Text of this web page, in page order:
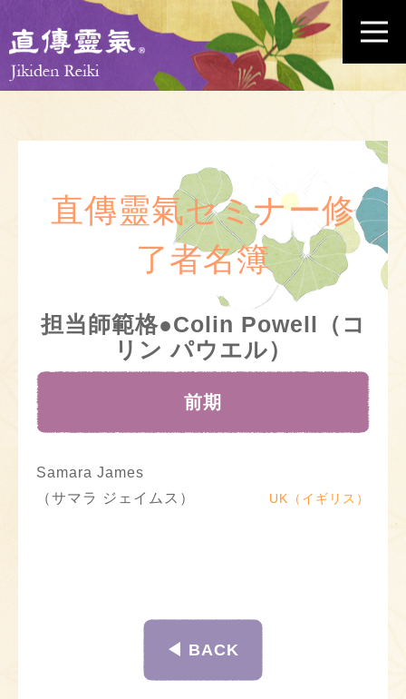
直傳靈氣セミナー修
了者名簿
担当師範格●Colin Powell（コ
リン パウエル）
前期
Samara James
（サマラ ジェイムス）
UK（イギリス）
◀︎ BACK